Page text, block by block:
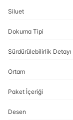
Siluet
Dokuma Tipi
Sürdürülebilirlik Detayı
Ortam
Paket İçeriği
Desen